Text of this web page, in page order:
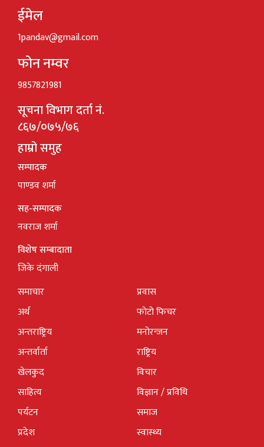
ईमेल
1pandav@gmail.com
फोन नम्वर
9857821981
सूचना विभाग दर्ता नं.
८६७/०७५/७६
हाम्रो समुह
सम्पादक
पाण्डव शर्मा
सह-सम्पादक
नवराज शर्मा
विशेष सम्बादाता
जिके दंगाली
समाचार
अर्थ
अन्तराष्ट्रिय
अन्तर्वार्ता
खेलकुद
साहित्य
पर्यटन
प्रदेश
प्रवास
फोटो फिचर
मनोरन्जन
राष्ट्रिय
विचार
विज्ञान / प्रविधि
समाज
स्वास्थ्य